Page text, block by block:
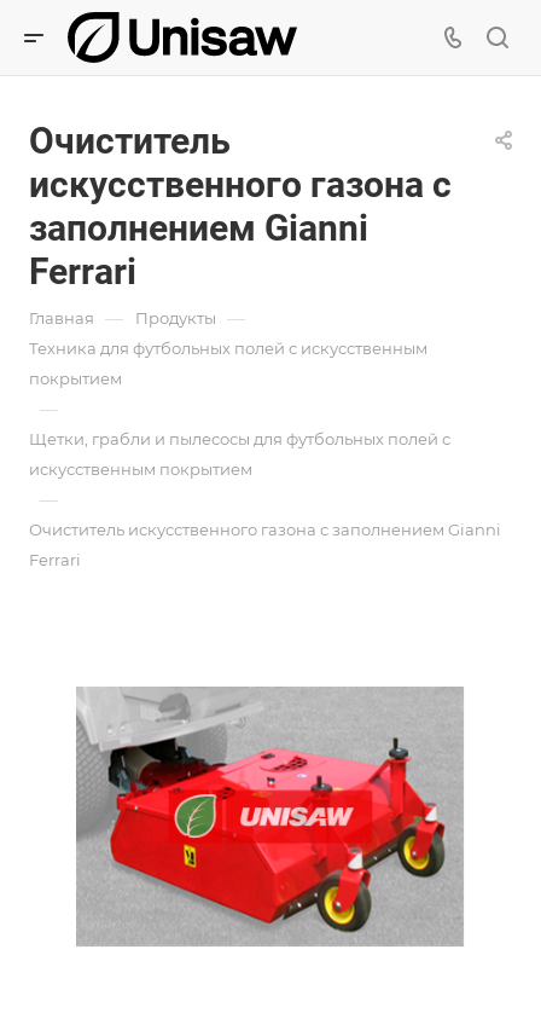
Очиститель
искусственного газона с
заполнением Gianni
Ferrari
Главная — Продукты —
Техника для футбольных полей с искусственным
покрытием
—
Щетки, грабли и пылесосы для футбольных полей с
искусственным покрытием
—
Очиститель искусственного газона с заполнением Gianni
Ferrari